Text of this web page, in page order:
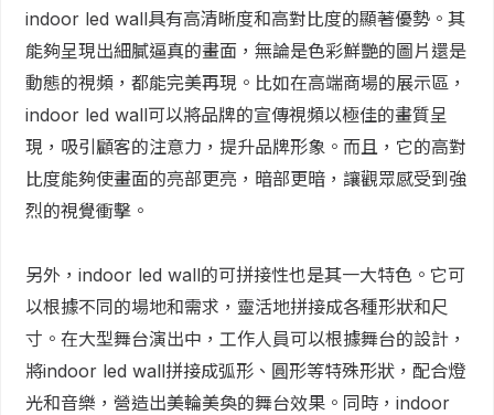
indoor led wall具有高清晰度和高對比度的顯著優勢。其
能夠呈現出細膩逼真的畫面，無論是色彩鮮艷的圖片還是
動態的視頻，都能完美再現。比如在高端商場的展示區，
indoor led wall可以將品牌的宣傳視頻以極佳的畫質呈
現，吸引顧客的注意力，提升品牌形象。而且，它的高對
比度能夠使畫面的亮部更亮，暗部更暗，讓觀眾感受到強
烈的視覺衝擊。
另外，indoor led wall的可拼接性也是其一大特色。它可
以根據不同的場地和需求，靈活地拼接成各種形狀和尺
寸。在大型舞台演出中，工作人員可以根據舞台的設計，
將indoor led wall拼接成弧形、圓形等特殊形狀，配合燈
光和音樂，營造出美輪美奐的舞台效果。同時，indoor